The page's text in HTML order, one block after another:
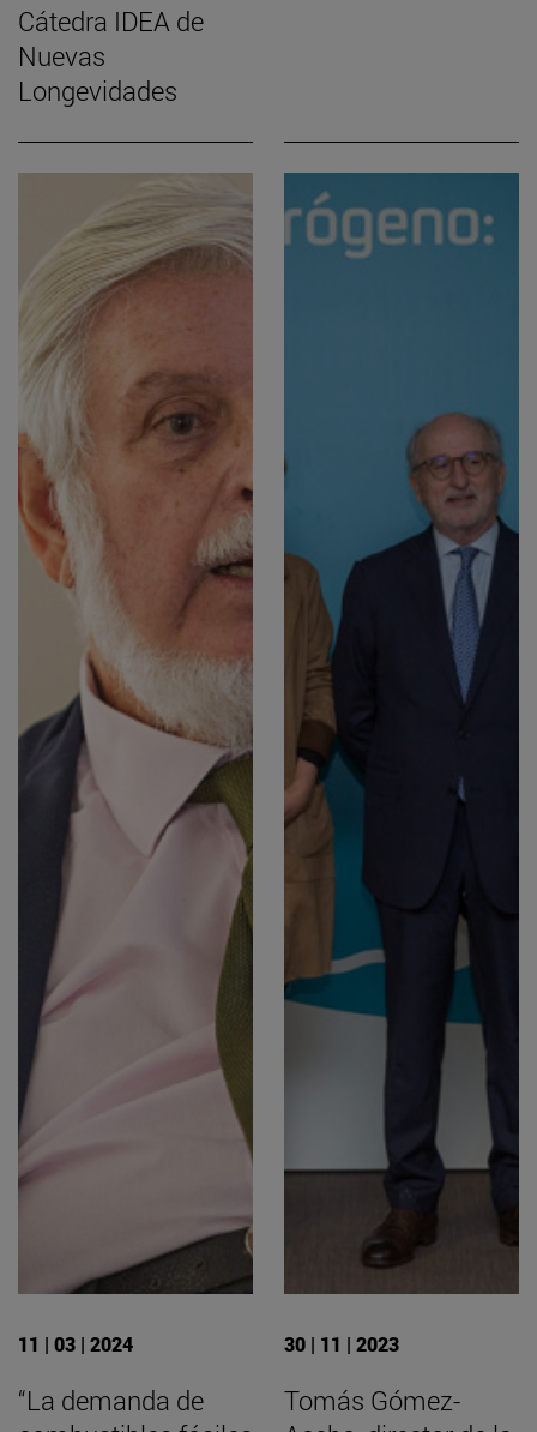
Cátedra IDEA de
Nuevas
Longevidades
11 | 03 | 2024
“La demanda de
30 | 11 | 2023
Tomás Gómez-